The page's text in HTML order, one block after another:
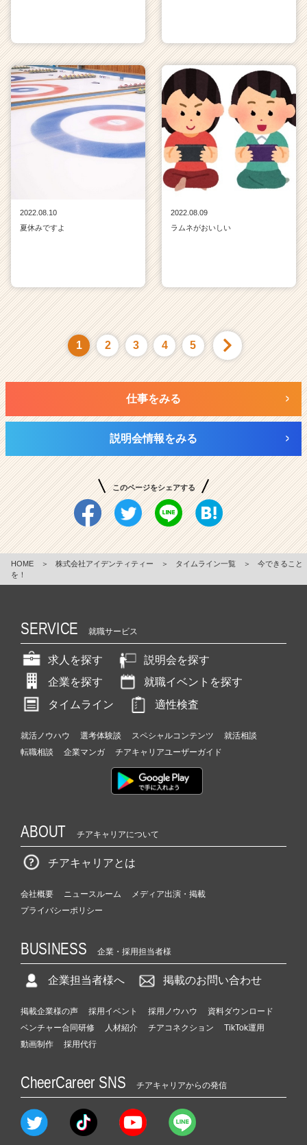
2022.08.10
夏休みですよ
2022.08.09
ラムネがおいしい
1 2 3 4 5
仕事をみる
説明会情報をみる
このページをシェアする
HOME ＞ 株式会社アイデンティティー ＞ タイムライン一覧 ＞
今できること
を！
SERVICE 就職サービス
求人を探す
説明会を探す
企業を探す
就職イベントを探す
タイムライン
適性検査
就活ノウハウ 選考体験談 スペシャルコンテンツ
就活相談
転職相談
企業マンガ チアキャリアユーザーガイド
ABOUT チアキャリアについて
チアキャリアとは
会社概要 ニュースルーム
メディア出演・掲載
プライバシーポリシー
BUSINESS 企業・採用担当者様
企業担当者様へ 掲載のお問い合わせ
掲載企業様の声 採用イベント 採用ノウハウ
資料ダウンロード
ベンチャー合同研修
人材紹介 チアコネクション
TikTok運用
動画制作
採用代行
CheerCareer SNS チアキャリアからの発信